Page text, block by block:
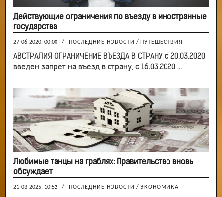
Действующие ограничения по въезду в иностранные
государства
27-06-2020, 00:00 / ПОСЛЕДНИЕ НОВОСТИ / ПУТЕШЕСТВИЯ
АВСТРАЛИЯ ОГРАНИЧЕНИЕ ВЪЕЗДА В СТРАНУ с 20.03.2020
введен запрет на въезд в страну, с 16.03.2020 ...
Любимые танцы на граблях: Правительство вновь
обсуждает
21-03-2025, 10:52 / ПОСЛЕДНИЕ НОВОСТИ / ЭКОНОМИКА